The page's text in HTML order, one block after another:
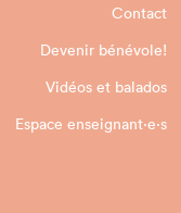
Contact
Devenir bénévole!
Vidéos et balados
Espace enseignant·e⋅s